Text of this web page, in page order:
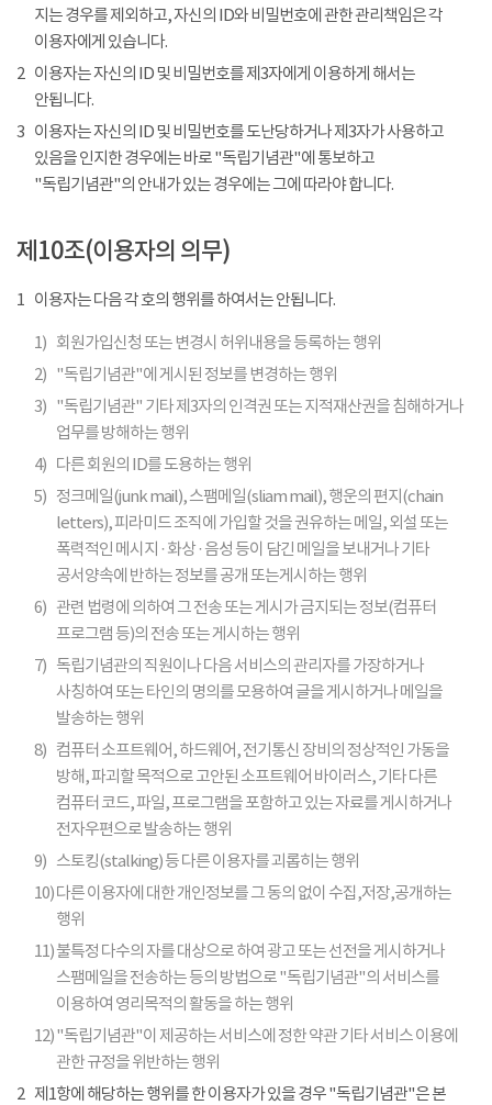
지는 경우를 제외하고, 자신의 ID와 비밀번호에 관한 관리책임은 각
이용자에게 있습니다.
2 이용자는 자신의 ID 및 비밀번호를 제3자에게 이용하게 해서는
안됩니다.
3 이용자는 자신의 ID 및 비밀번호를 도난당하거나 제3자가 사용하고
있음을 인지한 경우에는 바로 "독립기념관"에 통보하고
"독립기념관"의 안내가 있는 경우에는 그에 따라야 합니다.
제10조(이용자의 의무)
1 이용자는 다음 각 호의 행위를 하여서는 안됩니다.
1) 회원가입신청 또는 변경시 허위내용을 등록하는 행위
2) "독립기념관"에 게시된 정보를 변경하는 행위
3) "독립기념관" 기타 제3자의 인격권 또는 지적재산권을 침해하거나
업무를 방해하는 행위
4) 다른 회원의 ID를 도용하는 행위
5) 정크메일(junk mail), 스팸메일(sliam mail), 행운의 편지(chain
letters), 피라미드 조직에 가입할 것을 권유하는 메일, 외설 또는
폭력적인 메시지 · 화상 · 음성 등이 담긴 메일을 보내거나 기타
공서양속에 반하는 정보를 공개 또는게시하는 행위
6) 관련 법령에 의하여 그 전송 또는 게시가 금지되는 정보(컴퓨터
프로그램 등)의 전송 또는 게시하는 행위
7) 독립기념관의 직원이나 다음 서비스의 관리자를 가장하거나
사칭하여 또는 타인의 명의를 모용하여 글을 게시하거나 메일을
발송하는 행위
8) 컴퓨터 소프트웨어, 하드웨어, 전기통신 장비의 정상적인 가동을
방해, 파괴할 목적으로 고안된 소프트웨어 바이러스, 기타 다른
컴퓨터 코드, 파일, 프로그램을 포함하고 있는 자료를 게시하거나
전자우편으로 발송하는 행위
9) 스토킹(stalking) 등 다른 이용자를 괴롭히는 행위
10)다른 이용자에 대한 개인정보를 그 동의 없이 수집,저장,공개하는
행위
11)불특정 다수의 자를 대상으로 하여 광고 또는 선전을 게시하거나
스팸메일을 전송하는 등의 방법으로 "독립기념관"의 서비스를
이용하여 영리목적의 활동을 하는 행위
12)"독립기념관"이 제공하는 서비스에 정한 약관 기타 서비스 이용에
관한 규정을 위반하는 행위
2 제1항에 해당하는 행위를 한 이용자가 있을 경우 "독립기념관"은 본